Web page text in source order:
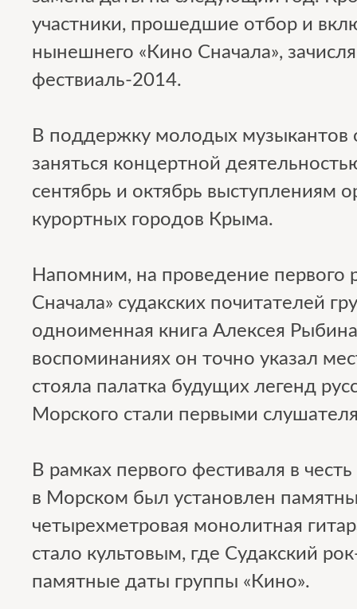
участники, прошедшие отбор и
нынешнего «Кино Сначала»,
фествиаль-2014.
В поддержку молодых музыкантов
заняться концертной
сентябрь и октябрь выступлениям
курортных городов Крыма.
Напомним, на проведение первого
Сначала» судакских почитателей
одноименная книга Алексея
воспоминаниях он точно указал
стояла палатка будущих легенд
Морского стали первыми
В рамках первого фестиваля в
в Морском был установлен
четырехметровая монолитная
стало культовым, где Судакский
памятные даты группы «Кино».